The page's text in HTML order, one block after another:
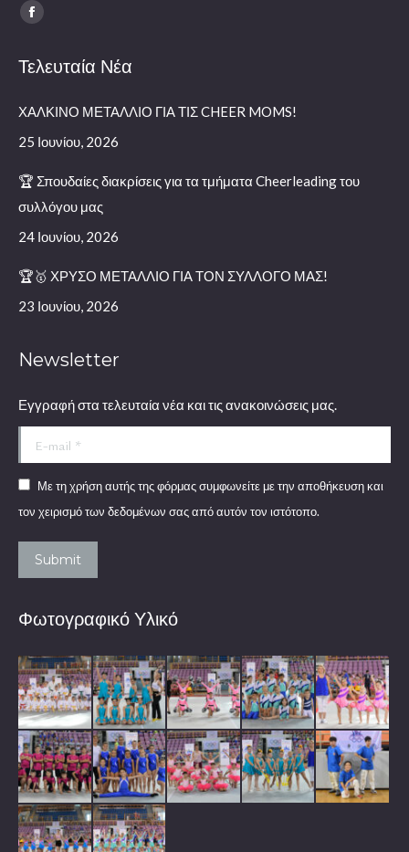
Find us on:
Facebook
opens
new
window
Τελευταία Νέα
ΧΑΛΚΙΝΟ ΜΕΤΑΛΛΙΟ ΓΙΑ ΤΙΣ CHEER MOMS!
25 Ιουνίου, 2026
🏆 Σπουδαίες διακρίσεις για τα τμήματα Cheerleading του
συλλόγου μας
24 Ιουνίου, 2026
🏆🥇 ΧΡΥΣΟ ΜΕΤΑΛΛΙΟ ΓΙΑ ΤΟΝ ΣΥΛΛΟΓΟ ΜΑΣ!
23 Ιουνίου, 2026
Newsletter
Εγγραφή στα τελευταία νέα και τις ανακοινώσεις μας.
E-mail *
Με τη χρήση αυτής της φόρμας συμφωνείτε με την αποθήκευση και
τον χειρισμό των δεδομένων σας από αυτόν τον ιστότοπο.
Submit
Φωτογραφικό Υλικό